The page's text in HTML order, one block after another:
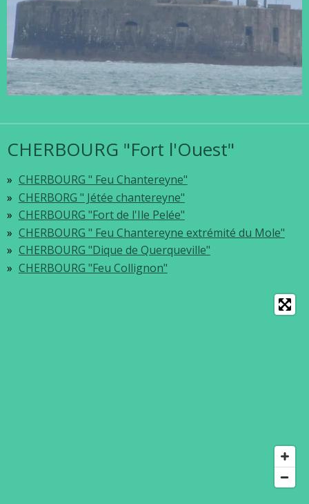
CHERBOURG "Fort l'Ouest"
CHERBOURG " Feu Chantereyne"
CHERBORG " Jétée chantereyne"
CHERBOURG "Fort de l'Ile Pelée"
CHERBOURG " Feu Chantereyne extrémité du Mole"
CHERBOURG "Dique de Querqueville"
CHERBOURG "Feu Collignon"